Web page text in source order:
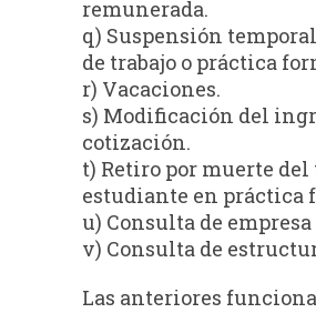
remunerada.
q) Suspensión
de trabajo o práctica
r) Vacaciones.
s) Modificación del
cotización.
t) Retiro por muerte del
estudiante en práctica
u) Consulta de empresa
v) Consulta de
Las anteriores